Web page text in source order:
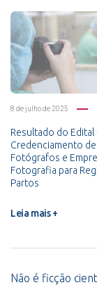
8 de julho de 2025
Resultado do Edital
Credenciamento de
Fotógrafos e
Fotografia para
Partos
Leia mais +
Não é ficção